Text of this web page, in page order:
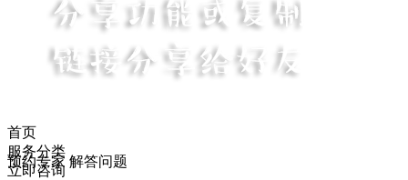
首页
服务分类
立即咨询
预约专家 解答问题